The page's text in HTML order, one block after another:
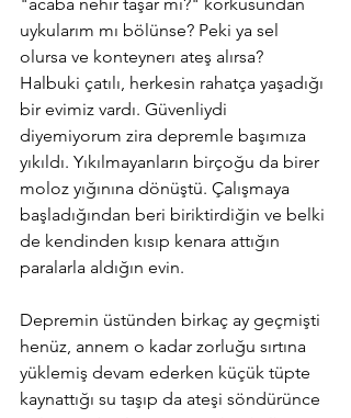
uykularım mı bölünse? Peki ya sel
olursa ve konteynerı ateş alırsa?
Halbuki çatılı, herkesin rahatça yaşadığı
bir evimiz vardı. Güvenliydi
diyemiyorum zira depremle başımıza
yıkıldı. Yıkılmayanların birçoğu da birer
moloz yığınına dönüştü. Çalışmaya
başladığından beri biriktirdiğin ve belki
de kendinden kısıp kenara attığın
paralarla aldığın evin.
Depremin üstünden birkaç ay geçmişti
henüz, annem o kadar zorluğu sırtına
yüklemiş devam ederken küçük tüpte
kaynattığı su taşıp da ateşi söndürünce